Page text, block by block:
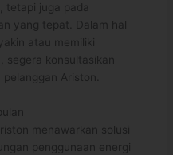
tetapi juga pada
yang tepat. Dalam hal
atau memiliki
segera konsultasikan
Ariston.
menawarkan solusi
penggunaan energi